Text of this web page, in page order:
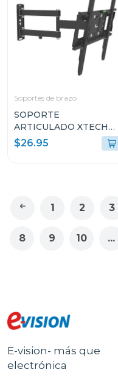
Soportes de brazo
SOPORTE
ARTICULADO XTECH
PARA TELEVISOR
PLANOS Y CURVOS DE
$26.95
1 2 3
8 9 10 ...
E-vision- más que
electrónica